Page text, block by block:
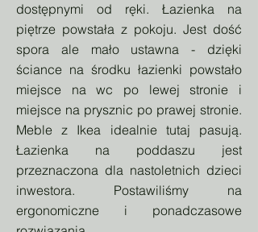
dostępnymi od ręki. Łazienka na
piętrze powstała z pokoju. Jest dość
spora ale mało ustawna - dzięki
ściance na środku łazienki powstało
miejsce na wc po lewej stronie i
miejsce na prysznic po prawej stronie.
Meble z Ikea idealnie tutaj pasują.
Łazienka na poddaszu jest
przeznaczona dla nastoletnich dzieci
inwestora. Postawiliśmy na
ergonomiczne i ponadczasowe